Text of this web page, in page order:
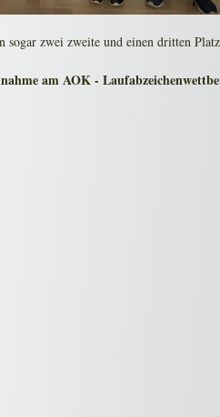
sogar zwei zweite und einen dritten
am AOK -